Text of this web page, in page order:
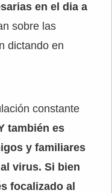
en el dia a
sobre las
dictando en
constante
también es
y familiares
virus. Si bien
focalizado al